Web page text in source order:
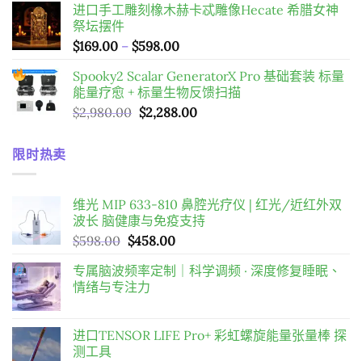
範
$98.00
$198.00
进口手工雕刻橡木赫卡忒雕像Hecate 希腊女神
祭坛摆件
$169.00 – $598.00價
範
圍：
$169.00
Spooky2 Scalar GeneratorX Pro 基础套装 标量
能量疗愈 + 标量生物反馈扫描
$2,980.00 原
$2,288.00目
限时热卖
维光 MIP 633-810 鼻腔光疗仪 | 红光/近红外双
波长 脑健康与免疫支持
$598.00 原
價
格：
$458.00目
價
专属脑波频率定制｜科学调频 · 深度修复睡眠、
情绪与专注力
进口TENSOR LIFE Pro+ 彩虹螺旋能量张量棒 探
测工具